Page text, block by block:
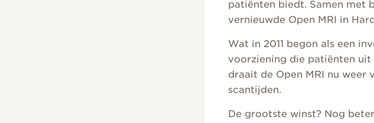
patiënten biedt. Samen met
vernieuwde Open MRI in
Wat in 2011 begon als een
voorziening die patiënten uit
draait de Open MRI nu
scantijden.
De grootste winst? Nog